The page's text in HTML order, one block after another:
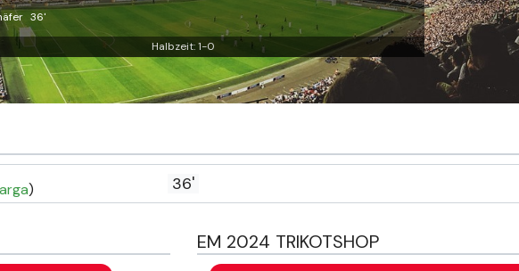
36'
Halbzeit: 1-0
) 36'
EM 2024 TRIKOTSHOP